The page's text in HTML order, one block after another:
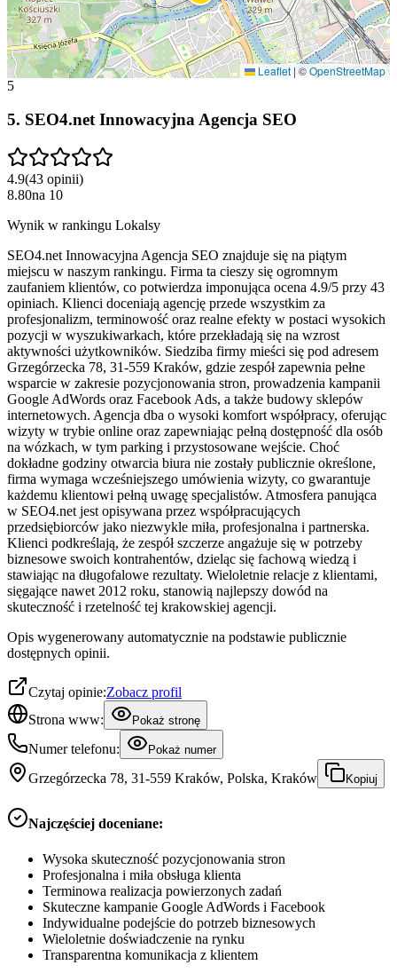
Leaflet |©OpenStreetMap
5
5. SEO4.net Innowacyjna Agencja SEO
4.9(43 opinii)
8.80na 10
Wynik w rankingu Lokalsy
SEO4.net Innowacyjna Agencja SEO znajduje się na piątym
miejscu w naszym rankingu. Firma ta cieszy się ogromnym
zaufaniem klientów, co potwierdza imponująca ocena 4.9/5 przy 43
opiniach. Klienci doceniają agencję przede wszystkim za
profesjonalizm, terminowość oraz realne efekty w postaci wysokich
pozycji w wyszukiwarkach, które przekładają się na wzrost
aktywności użytkowników. Siedziba firmy mieści się pod adresem
Grzegórzecka 78, 31-559 Kraków, gdzie zespół zapewnia pełne
wsparcie w zakresie pozycjonowania stron, prowadzenia kampanii
Google AdWords oraz Facebook Ads, a także budowy sklepów
internetowych. Agencja dba o wysoki komfort współpracy, oferując
wizyty w trybie online oraz zapewniając pełną dostępność dla osób
na wózkach, w tym parking i przystosowane wejście. Choć
dokładne godziny otwarcia biura nie zostały publicznie określone,
firma wymaga wcześniejszego umówienia wizyty, co gwarantuje
każdemu klientowi pełną uwagę specjalistów. Atmosfera panująca
w SEO4.net jest opisywana przez współpracujących
przedsiębiorców jako niezwykle miła, profesjonalna i partnerska.
Klienci podkreślają, że zespół szczerze angażuje się w potrzeby
biznesowe swoich kontrahentów, dzieląc się fachową wiedzą i
stawiając na długofalowe rezultaty. Wieloletnie relacje z klientami,
sięgające nawet 2012 roku, stanowią najlepszy dowód na
skuteczność i rzetelność tej krakowskiej agencji.
Opis wygenerowany automatycznie na podstawie publicznie
dostępnych opinii.
Czytaj opinie:Zobacz profil
Strona www:
Pokaż stronę
Numer telefonu: Pokaż numer
Grzegórzecka 78, 31-559 Kraków, Polska, Kraków Kopiuj
Najczęściej doceniane:
Wysoka skuteczność pozycjonowania stron
Profesjonalna i miła obsługa klienta
Terminowa realizacja powierzonych zadań
Skuteczne kampanie Google AdWords i Facebook
Indywidualne podejście do potrzeb biznesowych
Wieloletnie doświadczenie na rynku
Transparentna komunikacja z klientem